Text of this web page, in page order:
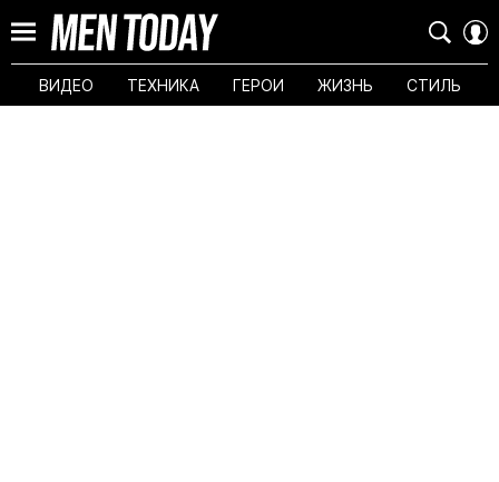
ВИДЕО ТЕХНИКА ГЕРОИ ЖИЗНЬ СТИЛЬ